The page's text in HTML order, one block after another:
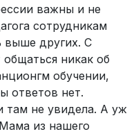
важны и не
сотрудникам
выше других. С
никак об
обучении,
ответов нет.
там не увидела. А уж
из нашего